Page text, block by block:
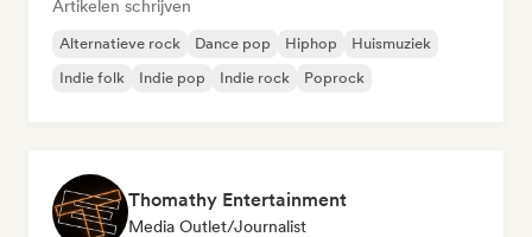
Artikelen schrijven
Alternatieve rock Dance pop Hiphop
Huismuziek
Indie folk
Indie pop Indie rock Poprock
Thomathy Entertainment
Media Outlet/Journalist